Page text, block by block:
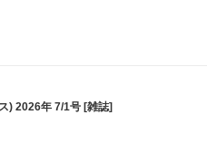
) 2026年 7/1号 [雑誌]